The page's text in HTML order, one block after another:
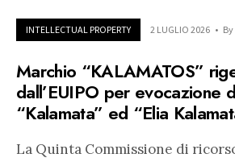
INTELLECTUAL PROPERTY 2 LUGLIO 2026 • By
Marchio “KALAMATOS”
dall’EUIPO per evocazione
“Kalamata” ed “Elia
La Quinta Commissione di